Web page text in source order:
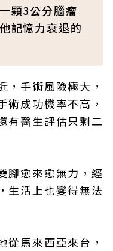
顆3公分腦瘤
記憶力衰退的
，手術風險極大，
術成功機率不高，
有醫生評估只剩二
腳愈來愈無力，經
生活上也變得無法
從馬來西亞來台，